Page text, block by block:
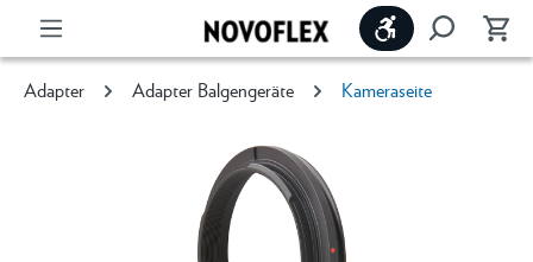
Werkzeugleiste
Adapter Adapter Balgengeräte Kameraseite